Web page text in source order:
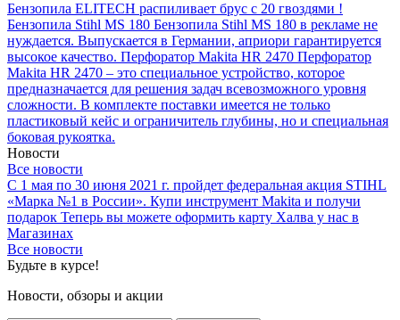
Бензопила ELITECH распиливает брус с 20 гвоздями !
Бензопила Stihl MS 180 Бензопила Stihl MS 180 в рекламе не
нуждается. Выпускается в Германии, априори гарантируется
высокое качество. Перфоратор Makita HR 2470 Перфоратор
Makita HR 2470 – это специальное устройство, которое
предназначается для решения задач всевозможного уровня
сложности. В комплекте поставки имеется не только
пластиковый кейс и ограничитель глубины, но и специальная
боковая рукоятка.
Новости
Все новости
С 1 мая по 30 июня 2021 г. пройдет федеральная акция STIHL
«Марка №1 в России». Купи инструмент Makita и получи
подарок Теперь вы можете оформить карту Халва у нас в
Магазинах
Все новости
Будьте в курсе!
Новости, обзоры и акции